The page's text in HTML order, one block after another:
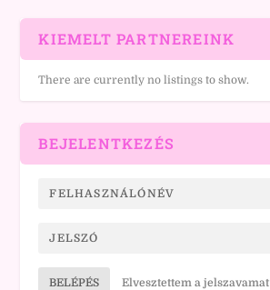
KIEMELT PARTNEREINK
There are currently no listings to show.
BEJELENTKEZÉS
BELÉPÉS Elvesztettem a jelszavamat